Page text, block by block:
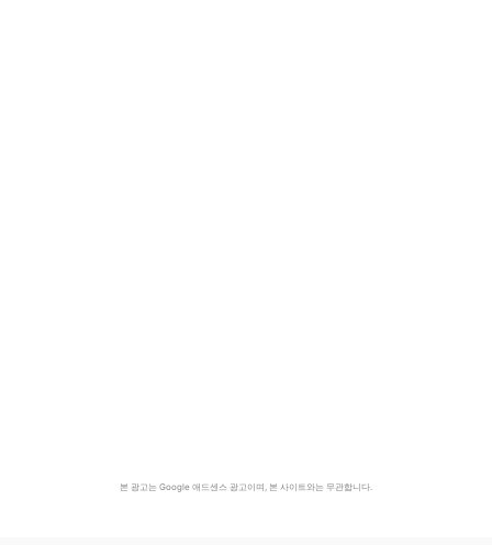
본 광고는 Google 애드센스 광고이며, 본 사이트와는 무관합니다.